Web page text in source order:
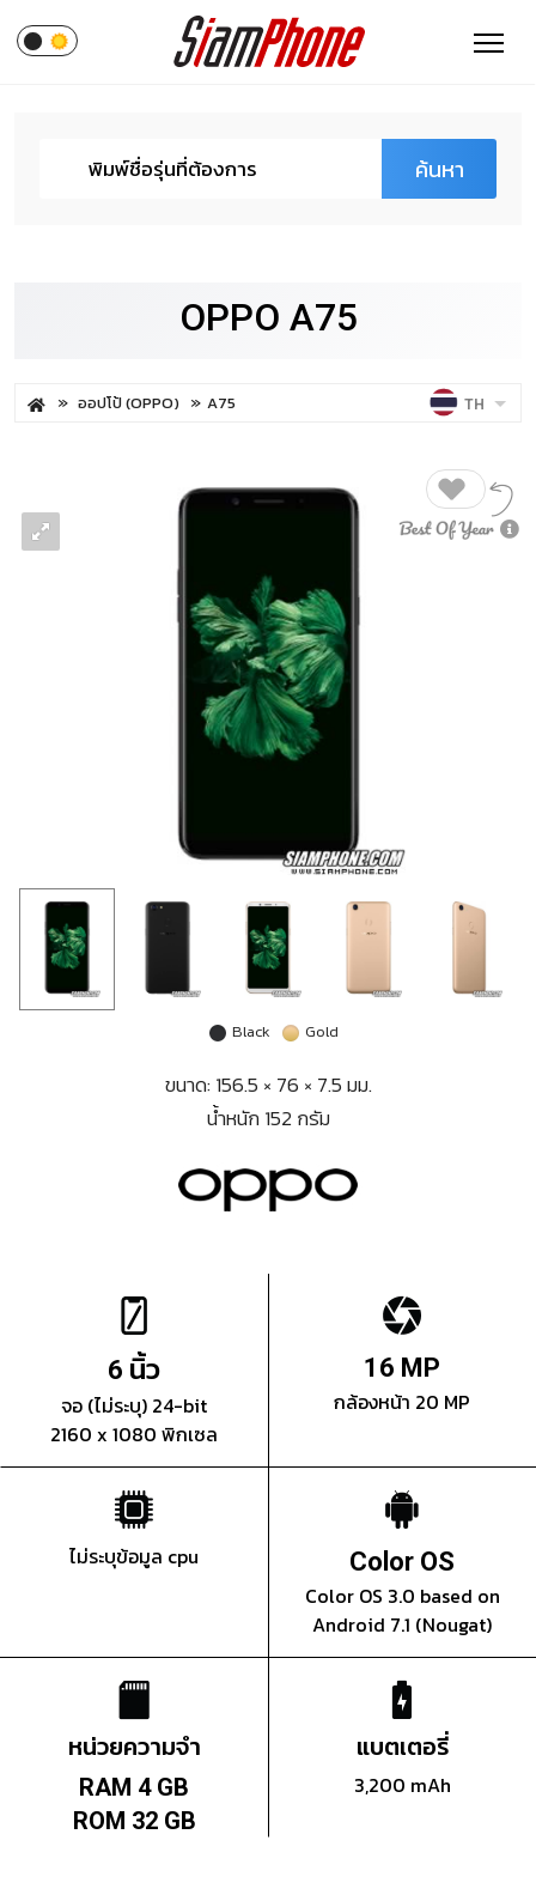
ค้นหา
OPPO A75
ออปโป้ (OPPO) A75 TH
Black Gold
ขนาด: 156.5 × 76 × 7.5 มม.
น้ำหนัก 152 กรัม
6 นิ้ว
จอ (ไม่ระบุ) 24-bit
2160 x 1080 พิกเซล
16 MP
กล้องหน้า 20 MP
ไม่ระบุข้อมูล cpu Color OS
Color OS 3.0 based on
Android 7.1 (Nougat)
หน่วยความจำ
RAM 4 GB
ROM 32 GB
แบตเตอรี่
3,200 mAh